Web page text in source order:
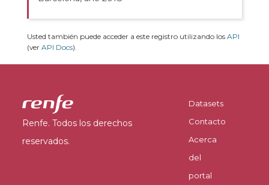
Usted también puede acceder a este registro utilizando los API
(ver API Docs).
Renfe. Todos los derechos
reservados.
Datasets
Contacto
Acerca
del
portal